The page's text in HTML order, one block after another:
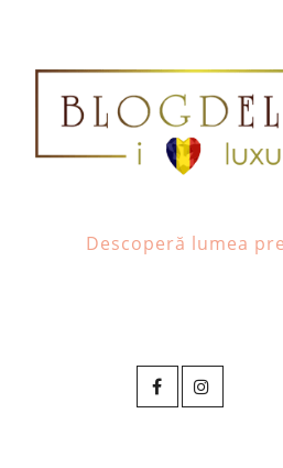
Descoperă lumea